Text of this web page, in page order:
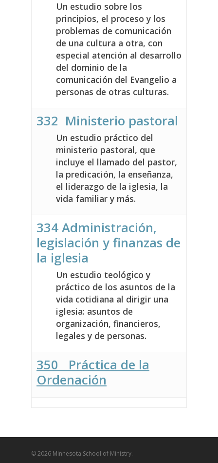
Un estudio sobre los
principios, el proceso y los
problemas de comunicación
de una cultura a otra, con
especial atención al desarrollo
del dominio de la
comunicación del Evangelio a
personas de otras culturas.
332 Ministerio pastoral
Un estudio práctico del
ministerio pastoral, que
incluye el llamado del pastor,
la predicación, la enseñanza,
el liderazgo de la iglesia, la
vida familiar y más.
334 Administración,
legislación y finanzas de
la iglesia
Un estudio teológico y
práctico de los asuntos de la
vida cotidiana al dirigir una
iglesia: asuntos de
organización, financieros,
legales y de personas.
350 Práctica de la
Ordenación
© 2026 Minnesota School of Ministry.